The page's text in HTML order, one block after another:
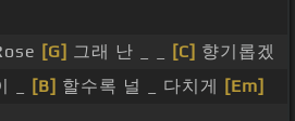
[G] 그래 난 _ _ [C] 향기롭겠
_ [B] 할수록 널 _ 다치게
[Em]